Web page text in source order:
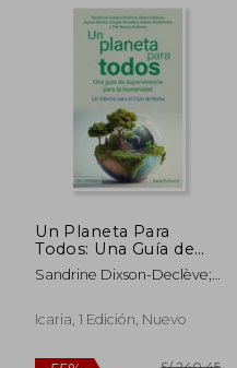
Un Planeta Para
Todos: Una Guía de
Supervivencia Para la
Humanidad un
de Roma
Sandrine Dixson-Declève;
Ghosh; Jorgen Randers;
Johan Rockström; Per
Icaria, 1 Edición, Nuevo